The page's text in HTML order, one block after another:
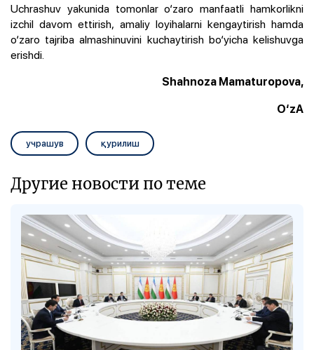
Uchrashuv yakunida tomonlar o‘zaro manfaatli hamkorlikni
izchil davom ettirish, amaliy loyihalarni kengaytirish hamda
o‘zaro tajriba almashinuvini kuchaytirish bo‘yicha kelishuvga
erishdi.
Shahnoza Mamaturopova,
O‘zA
учрашув қурилиш
Другие новости по теме